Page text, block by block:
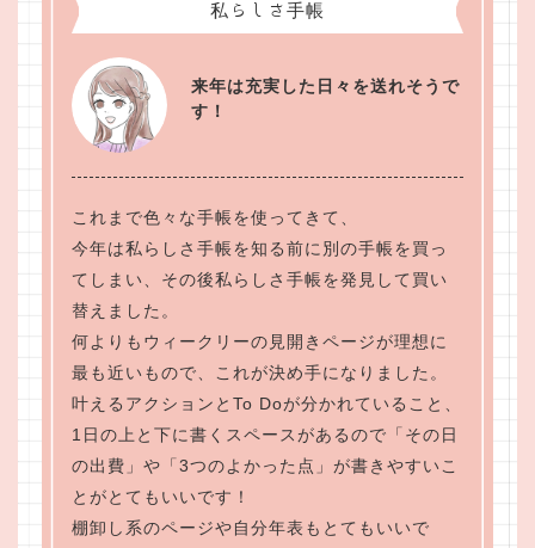
私らしさ手帳
来年は充実した日々を送れそうで
す！
これまで色々な手帳を使ってきて、
今年は私らしさ手帳を知る前に別の手帳を買っ
てしまい、その後私らしさ手帳を発見して買い
替えました。
何よりもウィークリーの見開きページが理想に
最も近いもので、これが決め手になりました。
叶えるアクションとTo Doが分かれていること、
1日の上と下に書くスペースがあるので「その日
の出費」や「3つのよかった点」が書きやすいこ
とがとてもいいです！
棚卸し系のページや自分年表もとてもいいで